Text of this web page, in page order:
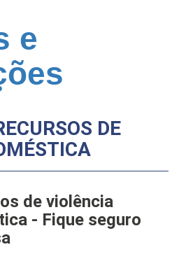
e
DE
de violência
- Fique seguro